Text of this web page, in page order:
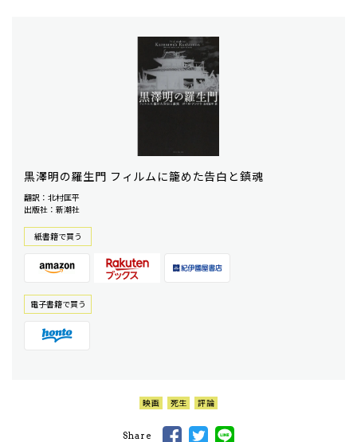
黒澤明の羅生門 フィルムに籠めた告白と鎮魂
翻訳：北村匡平
出版社：新潮社
紙書籍で買う
電⼦書籍で買う
映画 死生 評論
Share